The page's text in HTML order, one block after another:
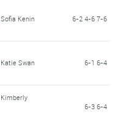
Sofia Kenin 6-2 4-6 7-6
Katie Swan 6-1 6-4
Kimberly
6-3 6-4